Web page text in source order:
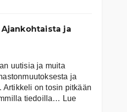
ja
Ajankohtaista ja
uutisia ja muita
ja
on tosin pitkään
tiedoilla… Lue